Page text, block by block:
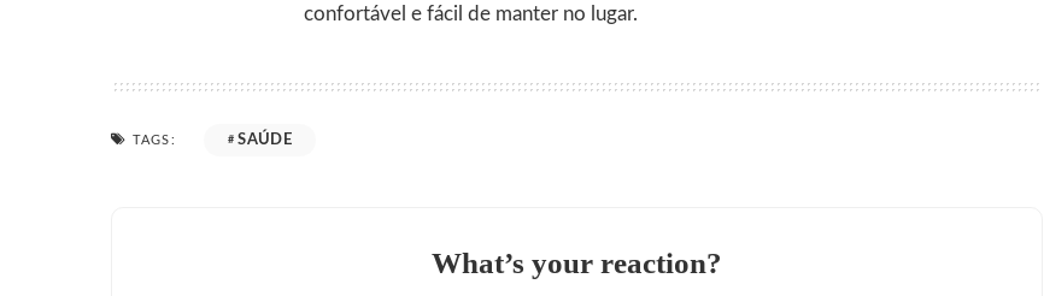
confortável e fácil de manter no lugar.
TAGS: SAÚDE
What’s your reaction?